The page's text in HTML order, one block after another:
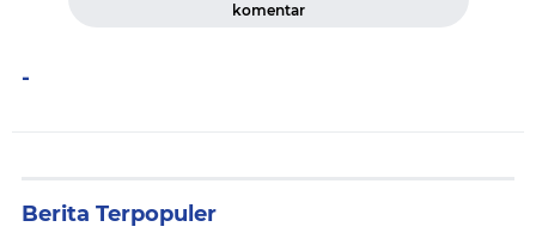
komentar
-
Berita Terpopuler